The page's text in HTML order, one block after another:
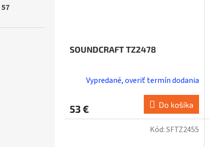
57
SOUNDCRAFT TZ2478
Vypredané, overiť termín dodania
53 € Do košíka
Kód:SFTZ2455